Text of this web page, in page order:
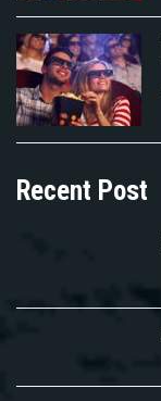
Recent Post